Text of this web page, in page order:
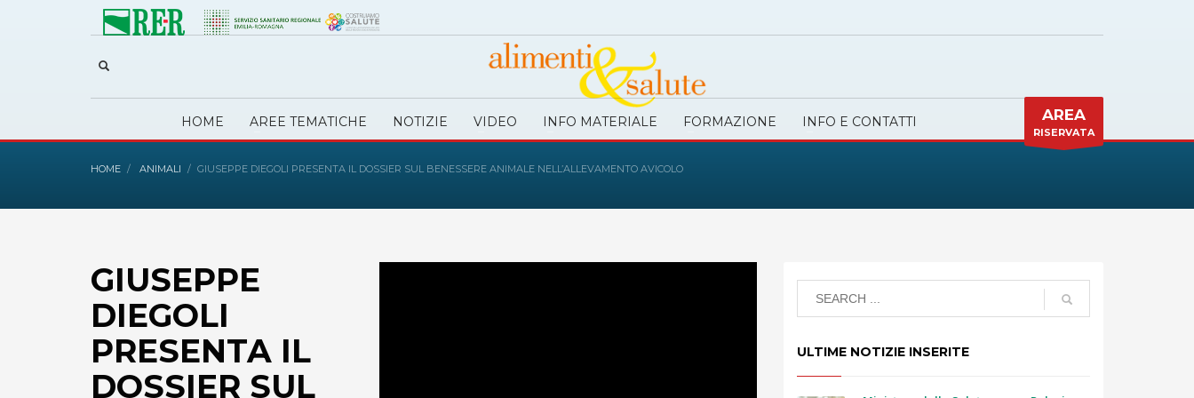
HOME AREE TEMATICHE NOTIZIE VIDEO INFO MATERIALE FORMAZIONE INFO E CONTATTI AREA
RISERVATA
HOME ANIMALI GIUSEPPE DIEGOLI PRESENTA IL DOSSIER SUL BENESSERE ANIMALE NELL’ALLEVAMENTO AVICOLO
GIUSEPPE
DIEGOLI
PRESENTA IL
DOSSIER SUL
ULTIME NOTIZIE INSERITE